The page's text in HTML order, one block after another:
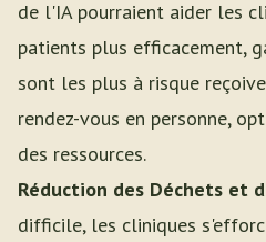
de l'IA pourraient aider les
patients plus efficacement,
sont les plus à risque
rendez-vous en personne,
des ressources.
Réduction des Déchets et
difficile, les cliniques